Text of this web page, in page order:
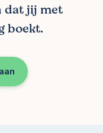
dat jij met
boekt.